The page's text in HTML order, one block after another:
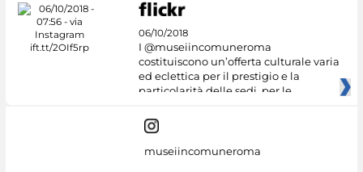
06/10/2018
I @museiincomuneroma
costituiscono un’offerta culturale varia
ed eclettica per il prestigio e la
particolarità delle sedi, per le
museiincomuneroma